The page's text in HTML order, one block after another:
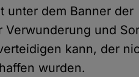
unter dem Banner der
und
kann, der
wurden.